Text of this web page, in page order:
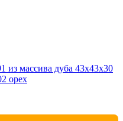
из массива дуба 43х43х30
орех